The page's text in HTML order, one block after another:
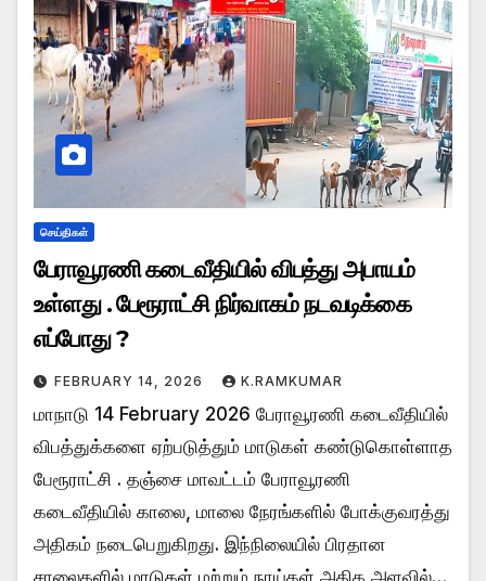
செய்திகள்
பேராவூரணி கடைவீதியில் விபத்து அபாயம்
உள்ளது . பேரூராட்சி நிர்வாகம் நடவடிக்கை
எப்போது ?
FEBRUARY 14, 2026 K.RAMKUMAR
மாநாடு 14 February 2026 பேராவூரணி கடைவீதியில்
விபத்துக்களை ஏற்படுத்தும் மாடுகள் கண்டுகொள்ளாத
பேரூராட்சி . தஞ்சை மாவட்டம் பேராவூரணி
கடைவீதியில் காலை, மாலை நேரங்களில் போக்குவரத்து
அதிகம் நடைபெறுகிறது. இந்நிலையில் பிரதான